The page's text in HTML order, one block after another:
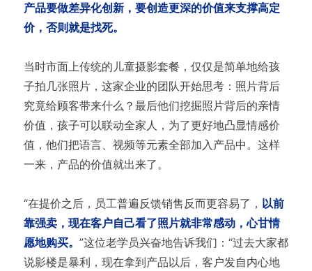
产品要做差异化创新，要创造更深的价值来支撑高定
价，否则就是找死。
当时市面上传统的儿童摄影套餐，仅仅是简单地给孩
子拍几张照片，这家企业的团队开始思考：照片背后
究竟给顾客带来什么？最后他们挖掘照片背后的亲情
价值，孩子可以联动全家人，为了更好地凸显情感价
值，他们把语言、视频等元素全部加入产品中。这样
一来，产品的价值就出来了。
“在提价之后，员工普遍反馈销售反而更容易了， 以前
靠强卖，现在客户自己看了照片就非常感动，心甘情
愿地购买。 ”这位老学员兴奋地告诉我们：“过去大家都
说影楼是暴利，现在拿到产品以后，客户发自内心地